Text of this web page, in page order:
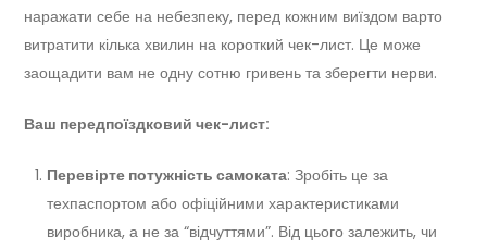
наражати себе на небезпеку, перед кожним виїздом варто
витратити кілька хвилин на короткий чек-лист. Це може
заощадити вам не одну сотню гривень та зберегти нерви.
Ваш передпоїздковий чек-лист:
Перевірте потужність самоката: Зробіть це за
техпаспортом або офіційними характеристиками
виробника, а не за “відчуттями”. Від цього залежить, чи